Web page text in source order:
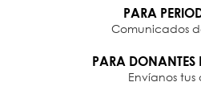
PARA
Comunicados
PARA DONANTES
Envíanos tus